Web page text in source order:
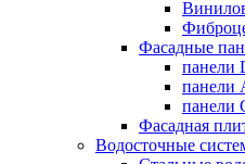
Фасадные
панели
панели
панели
Фасадная
Водосточные